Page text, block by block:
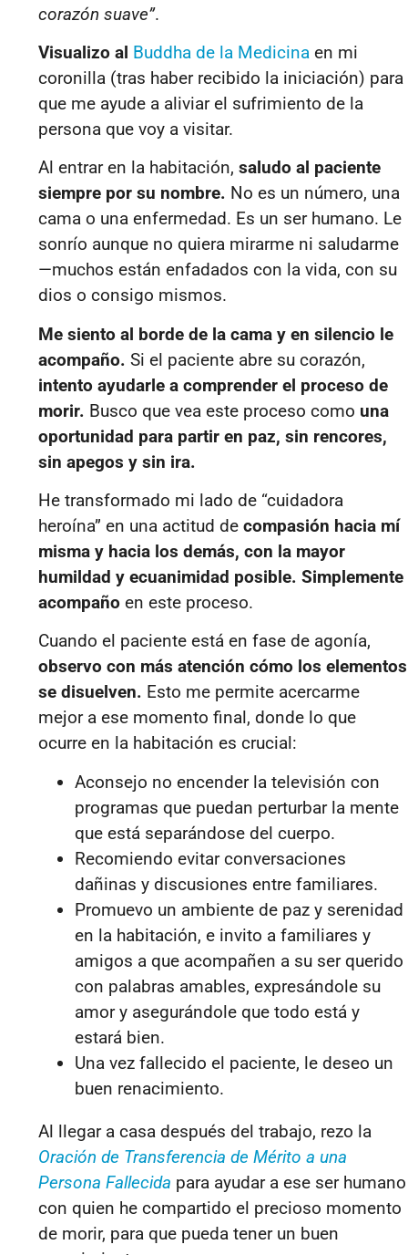
corazón suave”.
Visualizo al Buddha de la Medicina en mi
coronilla (tras haber recibido la iniciación) para
que me ayude a aliviar el sufrimiento de la
persona que voy a visitar.
Al entrar en la habitación, saludo al paciente
siempre por su nombre. No es un número, una
cama o una enfermedad. Es un ser humano. Le
sonrío aunque no quiera mirarme ni saludarme
—muchos están enfadados con la vida, con su
dios o consigo mismos.
Me siento al borde de la cama y en silencio le
acompaño. Si el paciente abre su corazón,
intento ayudarle a comprender el proceso de
morir. Busco que vea este proceso como una
oportunidad para partir en paz, sin rencores,
sin apegos y sin ira.
He transformado mi lado de “cuidadora
heroína” en una actitud de compasión hacia mí
misma y hacia los demás, con la mayor
humildad y ecuanimidad posible. Simplemente
acompaño en este proceso.
Cuando el paciente está en fase de agonía,
observo con más atención cómo los elementos
se disuelven. Esto me permite acercarme
mejor a ese momento final, donde lo que
ocurre en la habitación es crucial:
Aconsejo no encender la televisión con
programas que puedan perturbar la mente
que está separándose del cuerpo.
Recomiendo evitar conversaciones
dañinas y discusiones entre familiares.
Promuevo un ambiente de paz y serenidad
en la habitación, e invito a familiares y
amigos a que acompañen a su ser querido
con palabras amables, expresándole su
amor y asegurándole que todo está y
estará bien.
Una vez fallecido el paciente, le deseo un
buen renacimiento.
Al llegar a casa después del trabajo, rezo la
Oración de Transferencia de Mérito a una
Persona Fallecida para ayudar a ese ser humano
con quien he compartido el precioso momento
de morir, para que pueda tener un buen